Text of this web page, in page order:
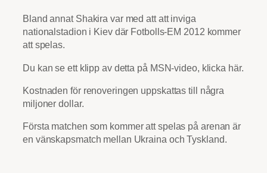
Bland annat Shakira var med att att inviga
nationalstadion i Kiev där Fotbolls-EM 2012 kommer
att spelas.
Du kan se ett klipp av detta på MSN-video, klicka här.
Kostnaden för renoveringen uppskattas till några
miljoner dollar.
Första matchen som kommer att spelas på arenan är
en vänskapsmatch mellan Ukraina och Tyskland.